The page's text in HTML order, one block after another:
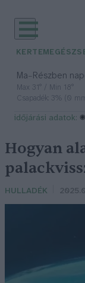
KERTEM
Ma– Részben
Max 31° / Min 18°
Csapadék: 3% (0
időjárási adatok:
Hogyan
HULLADÉK